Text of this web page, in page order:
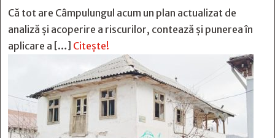
Că tot are Câmpulungul acum un plan actualizat de
analiză și acoperire a riscurilor, contează și punerea în
aplicare a […] Citește!